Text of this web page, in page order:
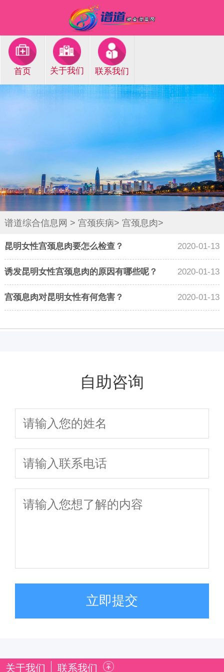
首页 关于我们 联系我们
谱道综合信息网 > 宫颈疾病> 宫颈息肉>
昆明女性宫颈息肉要怎么检查？ 2020-01-13
诱发昆明女性宫颈息肉的原因有哪些呢？ 2020-01-13
宫颈息肉对昆明女性有何危害？ 2020-01-13
自助咨询
立即提交
关于我们 联系我们